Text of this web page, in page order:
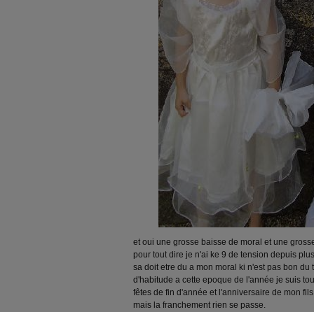
et oui une grosse baisse de moral et une
pour tout dire je n'ai ke 9 de tension depuis
sa doit etre du a mon moral ki n'est pas bon du
d'habitude a cette epoque de l'année je suis
fêtes de fin d'année et l'anniversaire de mon
mais la franchement rien se passe.